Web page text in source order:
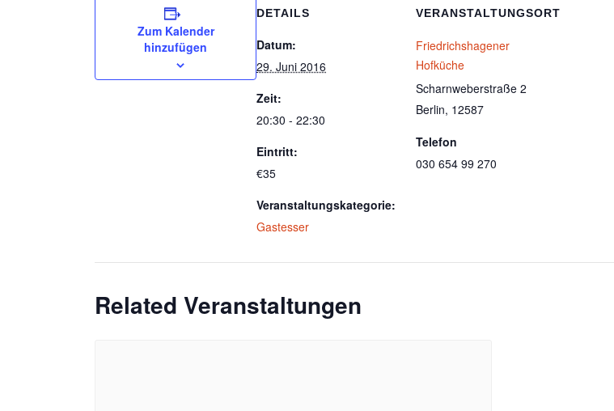
Zum Kalender
hinzufügen
DETAILS
Datum:
29. Juni 2016
Zeit:
20:30 - 22:30
Eintritt:
€35
Veranstaltungskategorie:
Gastesser
VERANSTALTUNGSORT
Friedrichshagener
Hofküche
Scharnweberstraße 2
Berlin, 12587
Telefon
030 654 99 270
Related Veranstaltungen